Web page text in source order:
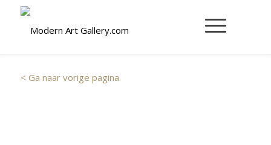
< Ga naar vorige pagina